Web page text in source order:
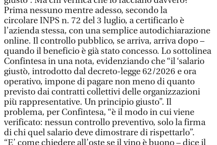
Prima nessuno mentre adesso, secondo la
circolare INPS n. 72 del 3 luglio, a certificarlo è
l’azienda stessa, con una semplice autodichiarazione
online. Il controllo pubblico, se arriva, arriva dopo –
quando il beneficio è già stato concesso. Lo sottolinea
Confintesa in una nota, evidenziando che “il ‘salario
giustò, introdotto dal decreto-legge 62/2026 e ora
operativo, impone di pagare non meno di quanto
previsto dai contratti collettivi delle organizzazioni
più rappresentative. Un principio giusto”. Il
problema, per Confintesa, “è il modo in cui viene
verificato: nessun controllo preventivo, solo la firma
di chi quel salario deve dimostrare di rispettarlo”.
“E’ come chiedere all’oste se il vino è buono – dice il